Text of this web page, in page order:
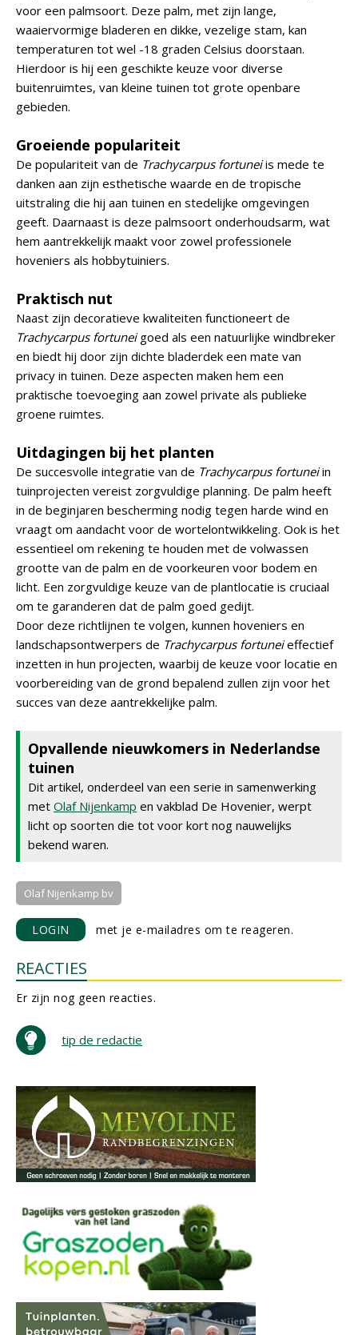
voor een palmsoort. Deze palm, met zijn lange,
waaiervormige bladeren en dikke, vezelige stam, kan
temperaturen tot wel -18 graden Celsius doorstaan.
Hierdoor is hij een geschikte keuze voor diverse
buitenruimtes, van kleine tuinen tot grote openbare
gebieden.
Groeiende populariteit
De populariteit van de Trachycarpus fortuneiis mede te
danken aan zijn esthetische waarde en de tropische
uitstraling die hij aan tuinen en stedelijke omgevingen
geeft. Daarnaast is deze palmsoort onderhoudsarm, wat
hem aantrekkelijk maakt voor zowel professionele
hoveniers als hobbytuiniers.
Praktisch nut
Naast zijn decoratieve kwaliteiten functioneert de
Trachycarpus fortuneigoed als een natuurlijke windbreker
en biedt hij door zijn dichte bladerdek een mate van
privacy in tuinen. Deze aspecten maken hem een
praktische toevoeging aan zowel private als publieke
groene ruimtes.
Uitdagingen bij het planten
De succesvolle integratie van de Trachycarpus fortuneiin
tuinprojecten vereist zorgvuldige planning. De palm heeft
in de beginjaren bescherming nodig tegen harde wind en
vraagt om aandacht voor de wortelontwikkeling. Ook is het
essentieel om rekening te houden met de volwassen
grootte van de palm en de voorkeuren voor bodem en
licht. Een zorgvuldige keuze van de plantlocatie is cruciaal
om te garanderen dat de palm goed gedijt.
Door deze richtlijnen te volgen, kunnen hoveniers en
landschapsontwerpers de Trachycarpus fortuneieffectief
inzetten in hun projecten, waarbij de keuze voor locatie en
voorbereiding van de grond bepalend zullen zijn voor het
succes van deze aantrekkelijke palm.
Opvallende nieuwkomers in Nederlandse
tuinen
Dit artikel, onderdeel van een serie in samenwerking
met Olaf Nijenkamp en vakblad De Hovenier, werpt
licht op soorten die tot voor kort nog nauwelijks
bekend waren.
Olaf Nijenkamp bv
LOGIN met je e-mailadres om te reageren.
REACTIES
Er zijn nog geen reacties.
tip de redactie